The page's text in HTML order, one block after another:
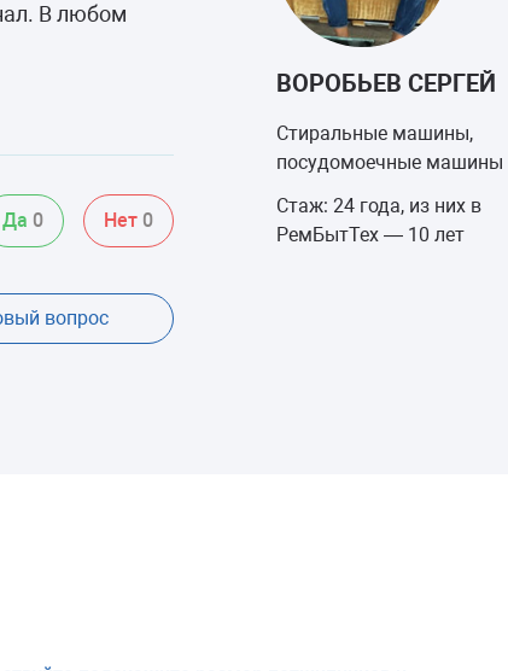
ВОРОБЬЕВ СЕРГЕЙ
Стиральные машины,
посудомоечные машины
Стаж: 24 года, из них в
РемБытТех — 10 лет
В любом
Да 0 Нет 0
вопрос